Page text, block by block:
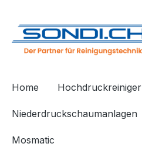
Home Hochdruckreiniger
Niederdruckschaumanlagen
Mosmatic